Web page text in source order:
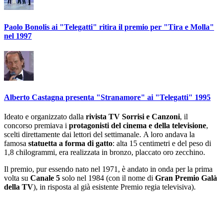
Paolo Bonolis ai "Telegatti" ritira il premio per "Tira e Molla"
nel 1997
Alberto Castagna presenta "Stranamore" ai "Telegatti" 1995
Ideato e organizzato dalla rivista TV Sorrisi e Canzoni, il
concorso premiava i protagonisti del cinema e della televisione,
scelti direttamente dai lettori del settimanale. A loro andava la
famosa statuetta a forma di gatto: alta 15 centimetri e del peso di
1,8 chilogrammi, era realizzata in bronzo, placcato oro zecchino.
Il premio, pur essendo nato nel 1971, è andato in onda per la prima
volta su Canale 5 solo nel 1984 (con il nome di Gran Premio Galà
della TV), in risposta al già esistente Premio regia televisiva).